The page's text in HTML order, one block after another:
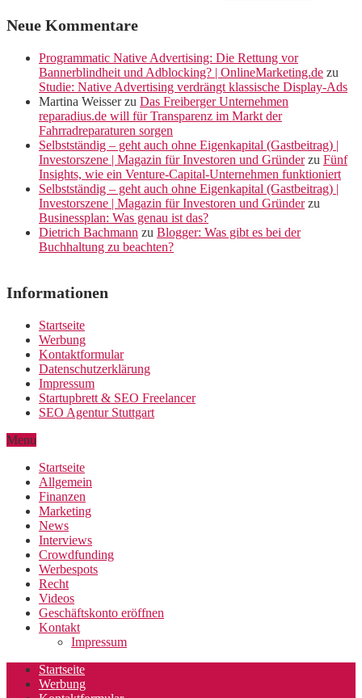
Neue Kommentare
Programmatic Native Advertising: Die Rettung vor
Bannerblindheit und Adblocking? | OnlineMarketing.de zu
Studie: Native Advertising verdrängt klassische Display-Ads
Martina Weisserzu Das Freiberger Unternehmen
reparadius.de will für Transparenz im Markt der
Fahrradreparaturen sorgen
Selbstständig – geht auch ohne Eigenkapital (Gastbeitrag) |
Investorszene | Magazin für Investoren und Gründerzu Fünf
Insights, wie ein Venture-Capital-Unternehmen funktioniert
Selbstständig – geht auch ohne Eigenkapital (Gastbeitrag) |
Investorszene | Magazin für Investoren und Gründerzu
Businessplan: Was genau ist das?
Dietrich Bachmann zu Blogger: Was gibt es bei der
Buchhaltung zu beachten?
Informationen
Startseite
Werbung
Kontaktformular
Datenschutzerklärung
Impressum
Startupbrett & SEO Freelancer
SEO Agentur Stuttgart
Menu
Startseite
Allgemein
Finanzen
Marketing
News
Interviews
Crowdfunding
Werbespots
Recht
Videos
Geschäftskonto eröffnen
Kontakt
Impressum
Startseite
Werbung